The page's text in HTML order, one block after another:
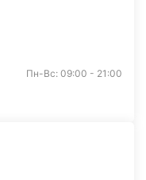
Пн-Вс: 09:00 - 21:00